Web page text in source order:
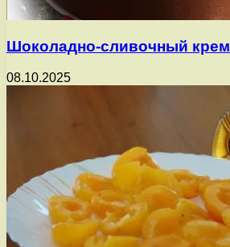
Шоколадно-сливочный крем
08.10.2025